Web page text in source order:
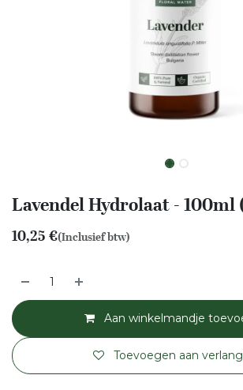
Lavendel Hydrolaat - 100ml
10,25€(Inclusief btw)
Aan winkelmandje
Toevoegen aan